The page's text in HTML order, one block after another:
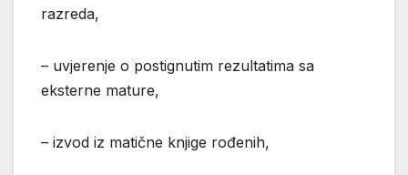
razreda,
– uvjerenje o postignutim rezultatima sa
eksterne mature,
– izvod iz matične knjige rođenih,